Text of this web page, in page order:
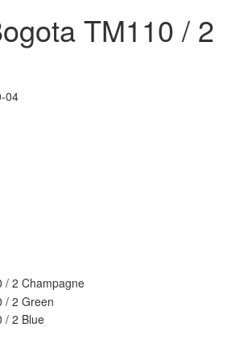
TM110 / 2
04